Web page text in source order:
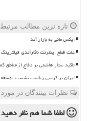
تازه ترین مطالب مرتبط
ایکس مانی به بازار آمد
علت قطع اینترنت ناکارآمدی
تاکید ستار هاشمی بر دفاع از مناطق
ایران بر کرسی ریاست نشست توسعه
نظرات بینندگان در
لطفا شما همنظر دهید